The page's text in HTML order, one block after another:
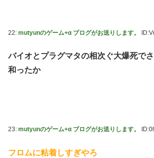
【海外の反応】海外「日本資本が入った
たｗ」豪州のセブンイレブンが”日本化”
青葉坂46、まもなく正式発表か
【AIグラビア】おしっこをしている女の
22: mutyunのゲーム+α ブログがお送りします。
バイオとプラグマタの相次ぐ大爆死で
和ったか
23: mutyunのゲーム+α ブログがお送りします。
フロムに粘着しすぎやろ